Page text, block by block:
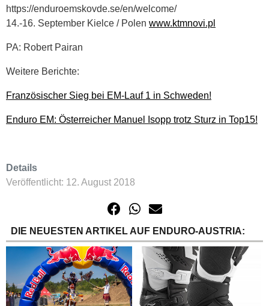
https://enduroemskovde.se/en/welcome/
14.-16. September Kielce / Polen www.ktmnovi.pl
PA: Robert Pairan
Weitere Berichte:
Französischer Sieg bei EM-Lauf 1 in Schweden!
Enduro EM: Österreicher Manuel Isopp trotz Sturz in Top15!
Details
Veröffentlicht: 12. August 2018
DIE NEUESTEN ARTIKEL AUF ENDURO-AUSTRIA: